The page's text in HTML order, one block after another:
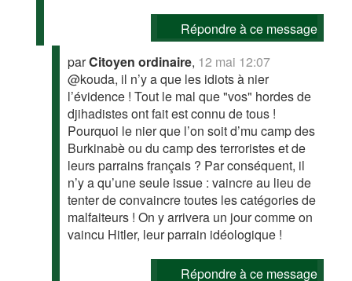
Répondre à ce message
parCitoyen ordinaire, 12 mai 12:07
@kouda, il n’y a que les idiots à nier
l’évidence ! Tout le mal que "vos" hordes de
djihadistes ont fait est connu de tous !
Pourquoi le nier que l’on soit d’mu camp des
Burkinabè ou du camp des terroristes et de
leurs parrains français ? Par conséquent, il
n’y a qu’une seule issue : vaincre au lieu de
tenter de convaincre toutes les catégories de
malfaiteurs ! On y arrivera un jour comme on
vaincu Hitler, leur parrain idéologique !
Répondre à ce message